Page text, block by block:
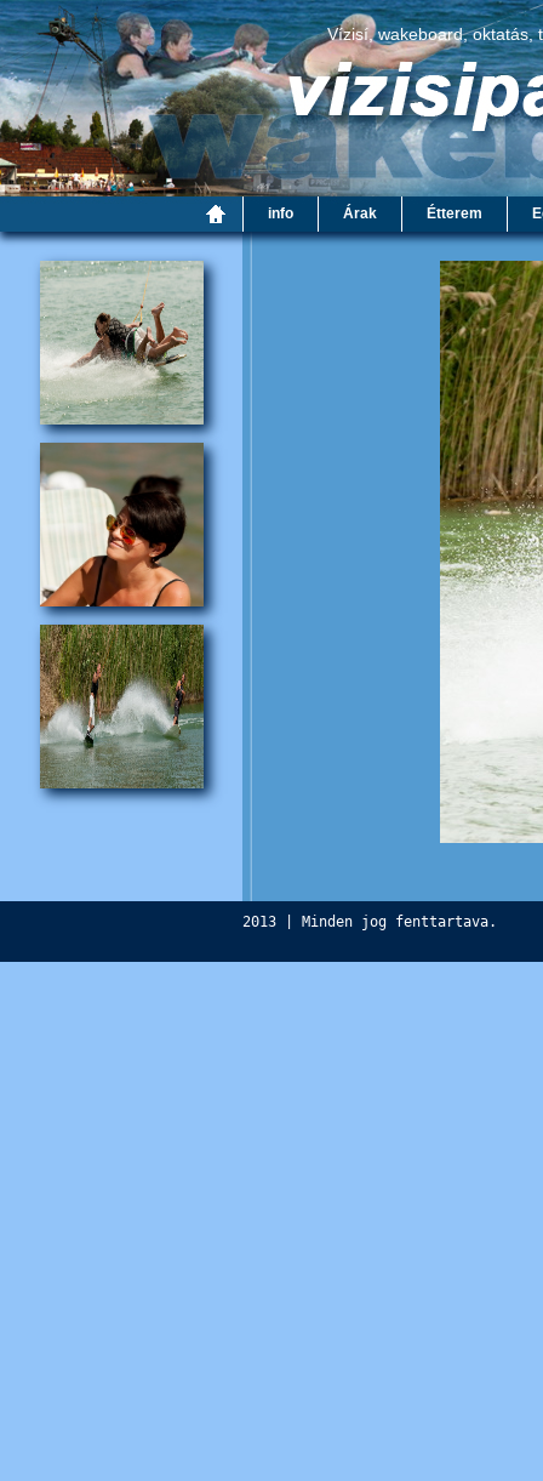
Vízisí, wakeboard, oktatás,
info Árak Étterem
2013 | Minden jog fenttartava.